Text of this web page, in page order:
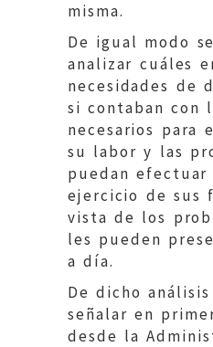
misma.
De igual modo
analizar cuáles
necesidades de
si contaban con
necesarios para
su labor y las
puedan
ejercicio de sus
vista de los
les pueden
a día.
De dicho
señalar en
desde la